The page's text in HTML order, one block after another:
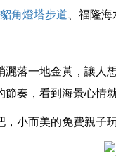
角燈塔步道 、福隆海
灑落一地金黃，讓人
奏，看到海景心情
小而美的免費親子玩